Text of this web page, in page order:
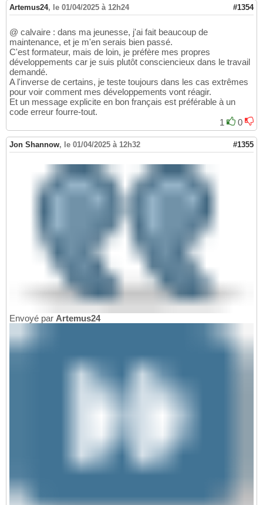
Artemus24, le 01/04/2025 à 12h24 #1354
@ calvaire : dans ma jeunesse, j'ai fait beaucoup de
maintenance, et je m'en serais bien passé.
C'est formateur, mais de loin, je préfère mes propres
développements car je suis plutôt consciencieux dans le travail
demandé.
A l'inverse de certains, je teste toujours dans les cas extrêmes
pour voir comment mes développements vont réagir.
Et un message explicite en bon français est préférable à un
code erreur fourre-tout.
1
0
Jon Shannow, le 01/04/2025 à 12h32 #1355
Envoyé par Artemus24